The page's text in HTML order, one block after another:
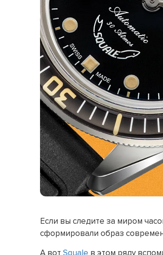
Если вы следите за миром
сформировали образ
А вот Squale в этом ряду